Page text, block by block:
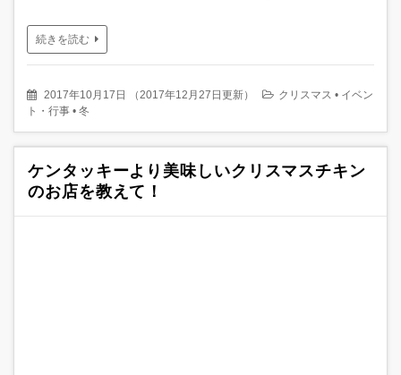
続きを読む
2017年10月17日 （2017年12月27日更新） クリスマス • イベン
ト・行事 • 冬
ケンタッキーより美味しいクリスマスチキン
のお店を教えて！